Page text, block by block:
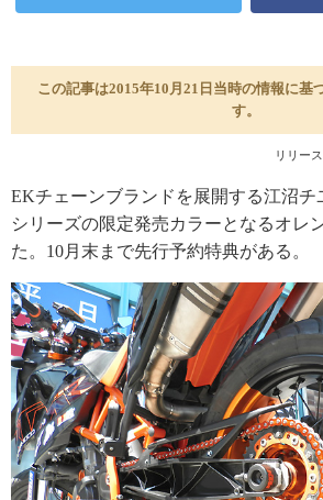
この記事は2015年10月21日当時の情報に基
す。
リリー
EKチェーンブランドを展開する江沼チ
シリーズの限定発売カラーとなるオレ
た。10月末まで先行予約特典がある。